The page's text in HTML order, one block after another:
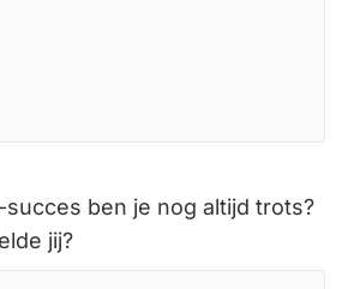
ben je nog altijd trots?
jij?